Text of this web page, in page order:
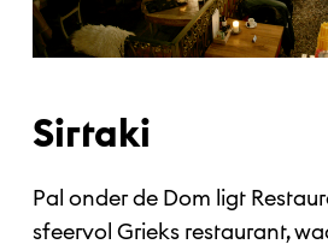
Sirtaki
Pal onder de Dom ligt
sfeervol Grieks restaurant,